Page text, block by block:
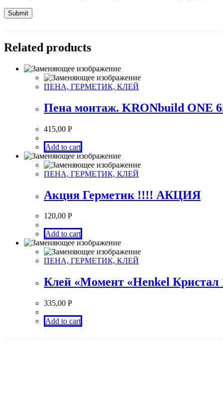
Related products
ПЕНА, ГЕРМЕТИК, КЛЕЙ
Пена монтаж. KRONbuild ONE
415,00 Р
Add to cart
ПЕНА, ГЕРМЕТИК, КЛЕЙ
Акция Герметик !!!! АКЦИЯ
120,00 Р
Add to cart
ПЕНА, ГЕРМЕТИК, КЛЕЙ
Клей «Момент «Henkel Кристал
335,00 Р
Add to cart